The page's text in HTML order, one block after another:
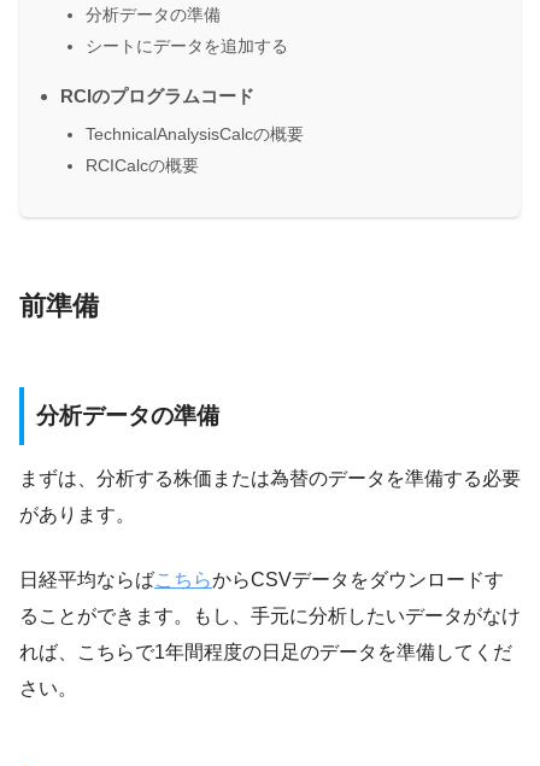
分析データの準備
シートにデータを追加する
RCIのプログラムコード
TechnicalAnalysisCalcの概要
RCICalcの概要
前準備
分析データの準備
まずは、分析する株価または為替のデータを準備する必要
があります。
日経平均ならばこちらからCSVデータをダウンロードす
ることができます。もし、手元に分析したいデータがなけ
れば、こちらで1年間程度の日足のデータを準備してくだ
さい。